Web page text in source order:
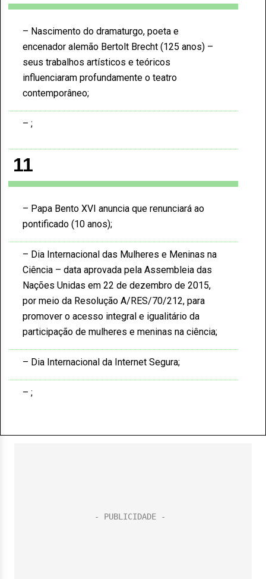
Nascimento do dramaturgo, poeta e
encenador alemão Bertolt Brecht (125 anos) –
seus trabalhos artísticos e teóricos
influenciaram profundamente o teatro
contemporâneo
11
Papa Bento XVI anuncia que renunciará ao
pontificado (10 anos)
Dia Internacional das Mulheres e Meninas na
Ciência – data aprovada pela Assembleia das
Nações Unidas em 22 de dezembro de 2015,
por meio da Resolução A/RES/70/212, para
promover o acesso integral e igualitário da
participação de mulheres e meninas na ciência
Dia Internacional da Internet Segura